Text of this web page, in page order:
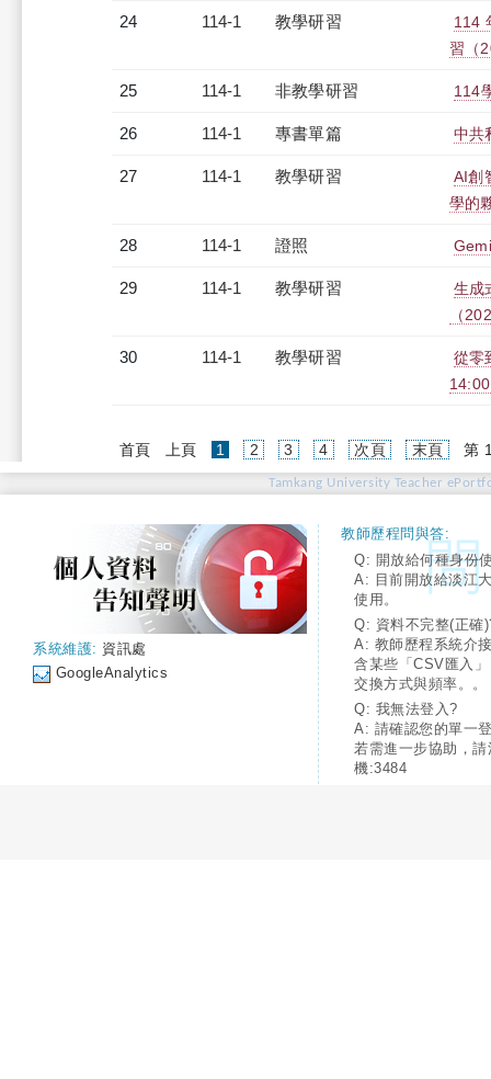
24 114-1 教學研習
114
習（
25 114-1 非教學研習 114
26 114-1 專書單篇 中共
27 114-1 教學研習
AI創
學的
28 114-1 證照
29 114-1 教學研習
生成
（
30 114-1 教學研習
從零
首頁 上頁 1 (current)
2 3 4 次頁 末頁 第
Tamkang University Teacher
系統維護: 資訊處
GoogleAnalytics
教師歷程問與答:
Q: 開放給何種身份
A: 目前開放給淡江
使用。
Q: 資料不完整(正確
A: 教師歷程系統介
含某些「CSV匯入
交換方式與頻率。。
Q: 我無法登入?
A: 請確認您的單一
若需進一步協助，
機:3484